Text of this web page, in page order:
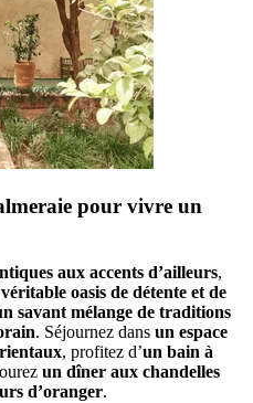
pour vivre un
aux accents d’ailleurs,
véritable oasis de détente et de
savant mélange de traditions
. Séjournez dans un espace
, profitez d’un bain à
un dîner aux chandelles
d’oranger.